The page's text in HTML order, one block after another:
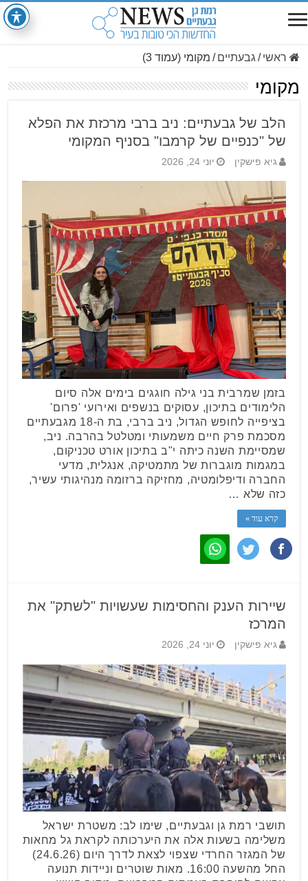
ראשי / גבעתיים / מקומי (עמוד 3)
מקומי
הלב של גבעתיים: ניב ברבי מרכזת את הפלא
של "כנפיים של קרמבו" בסניף המקומי
גיא פישקין יוני 24, 2026
בזמן שמרבית בני גילה חוגגים בימים אלה סיום
הלימודים בתיכון, עסוקים בנשפים ואירועי 'פרום'
בציפייה לחופש הגדול, ניב ברבי, בת ה-18 מגבעתיים
מסכמת פרק חיים משמעותי ומטלטל בהרבה. ניב,
שמסיימת השנה כיתה י"ב בתיכון אורט טכניקום,
במגמות מוגברות של מתמטיקה, אנגלית, מדעי
החברה ודיפלומטיה, מחזיקה ברזומה מנהיגותי עשיר,
כזה שלא …
קרא עוד »
שיירות הענק והחסימות שעשויות "לשתק" את
המרכז
גיא פישקין יוני 24, 2026
תושבי רמת גן וגבעתיים, שימו לב: משטרת ישראל
משלימה בשעות אלה את היערכותה לקראת גל מחאות
של המגזר החרדי שצפוי לצאת לדרך היום (24.6.26)
החל מהשעה 16:00. מאות שוטרים וניידות תנועה